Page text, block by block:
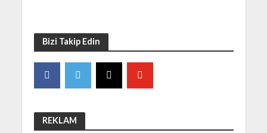
Bizi Takip Edin
REKLAM